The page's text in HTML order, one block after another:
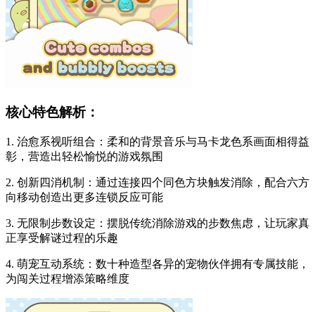
核心特色解析：
1. 治愈系视听组合：柔和的背景音乐与马卡龙色系画面相得益
彰，营造出轻松愉悦的游戏氛围
2. 创新四消机制：通过连接四个同色方块触发消除，配合六方
向移动创造出更多连锁反应可能
3. 无限制步数设定：摆脱传统消除游戏的步数焦虑，让玩家真
正享受解谜过程的乐趣
4. 萌宠互动系统：数十种造型各异的宠物伙伴拥有专属技能，
为闯关过程增添策略维度